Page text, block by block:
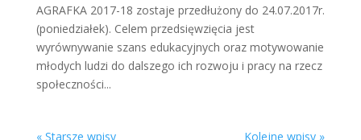
AGRAFKA 2017-18 zostaje przedłużony do 24.07.2017r.
(poniedziałek). Celem przedsięwzięcia jest
wyrównywanie szans edukacyjnych oraz motywowanie
młodych ludzi do dalszego ich rozwoju i pracy na rzecz
społeczności...
« Starsze wpisy Kolejne wpisy »